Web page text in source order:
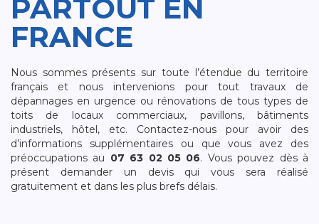
PARTOUT EN
FRANCE
Nous sommes présents sur toute l’étendue du territoire
français et nous intervenions pour tout travaux de
dépannages en urgence ou rénovations de tous types de
toits de locaux commerciaux, pavillons, bâtiments
industriels, hôtel, etc. Contactez-nous pour avoir des
d’informations supplémentaires ou que vous avez des
préoccupations au 07 63 02 05 06. Vous pouvez dès à
présent demander un devis qui vous sera réalisé
gratuitement et dans les plus brefs délais.